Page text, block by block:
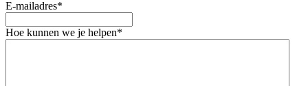
E-mailadres*
Hoe kunnen we je helpen*